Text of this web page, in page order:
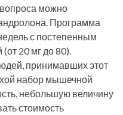
вопроса можно
Программа
с постепенным
20 мг до 80).
принимавших этот
набор мышечной
небольшую величину
стоимость